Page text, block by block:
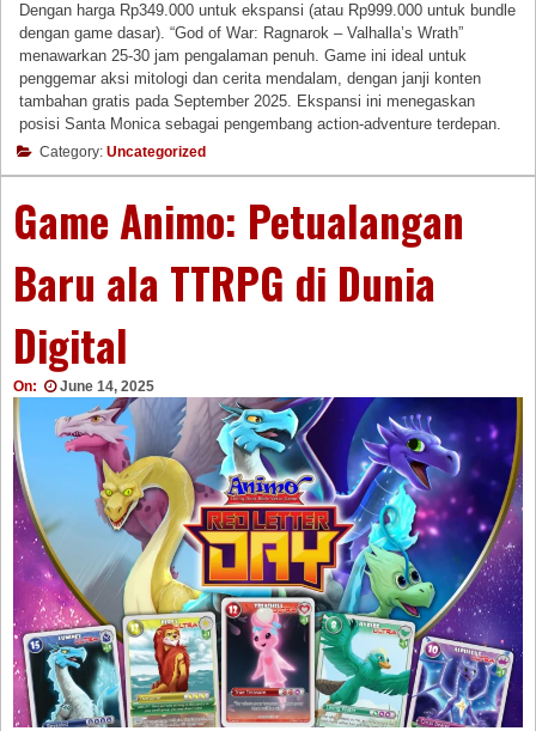
Dengan harga Rp349.000 untuk ekspansi (atau Rp999.000 untuk bundle
dengan game dasar). “God of War: Ragnarok – Valhalla’s Wrath”
menawarkan 25-30 jam pengalaman penuh. Game ini ideal untuk
penggemar aksi mitologi dan cerita mendalam, dengan janji konten
tambahan gratis pada September 2025. Ekspansi ini menegaskan
posisi Santa Monica sebagai pengembang action-adventure terdepan.
Category: Uncategorized
Game Animo: Petualangan
Baru ala TTRPG di Dunia
Digital
On: June 14, 2025